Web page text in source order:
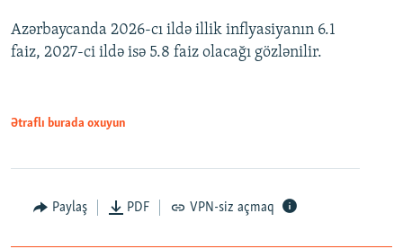
360p
480p
Azərbaycanda 2026-cı ildə illik inflyasiyanın 6.1
faiz, 2027-ci ildə isə 5.8 faiz olacağı gözlənilir.
Ətraflı burada oxuyun
Paylaş PDF VPN-siz açmaq